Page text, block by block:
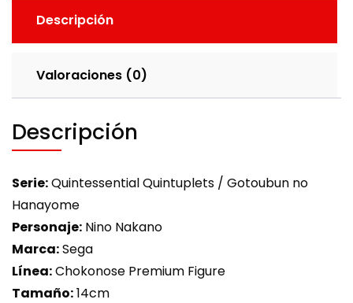
Descripción
Valoraciones (0)
Descripción
Serie:Quintessential Quintuplets / Gotoubun no
Hanayome
Personaje: Nino Nakano
Marca:Sega
Línea:Chokonose Premium Figure
Tamaño:14cm